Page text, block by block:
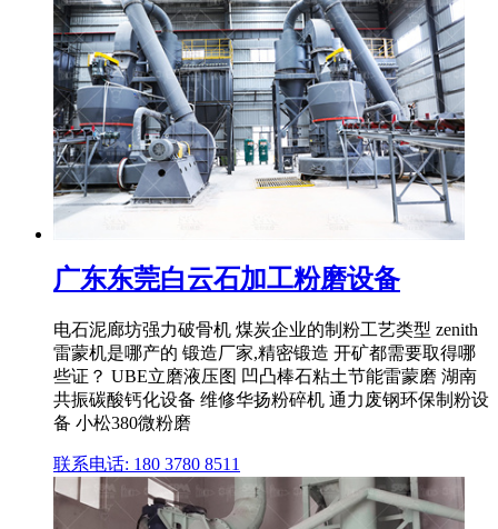
广东东莞白云石加工粉磨设备
电石泥廊坊强力破骨机 煤炭企业的制粉工艺类型 zenith
雷蒙机是哪产的 锻造厂家,精密锻造 开矿都需要取得哪
些证？ UBE立磨液压图 凹凸棒石粘土节能雷蒙磨 湖南
共振碳酸钙化设备 维修华扬粉碎机 通力废钢环保制粉设
备 小松380微粉磨
联系电话: 180 3780 8511